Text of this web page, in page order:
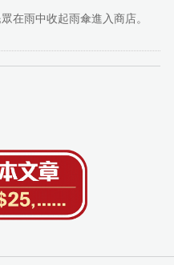
在雨中收起雨傘進入商店。